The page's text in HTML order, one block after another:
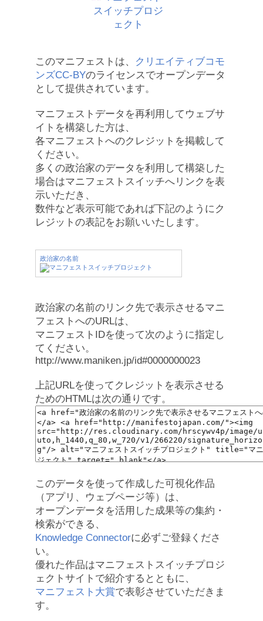
このマニフェストは、
クリエイティブコモ
ンズCC-BYのライセンスでオープンデータ
として提供されています。
マニフェストデータを再利用してウェブサ
イトを構築した方は、
各マニフェストへのクレジットを掲載して
ください。
多くの政治家のデータを利用して構築した
場合はマニフェストスイッチへリンクを表
示いただき、
数件など表示可能であれば下記のようにク
レジットの表記をお願いいたします。
政治家の名前
政治家の名前のリンク先で表示させるマニ
フェストへのURLは、
マニフェストIDを使って次のように指定し
てください。
http://www.maniken.jp/id#0000000023
上記URLを使ってクレジットを表示させる
ためのHTMLは次の通りです。
このデータを使って作成した可視化作品
（アプリ、ウェブページ等）は、
オープンデータを活用した成果等の集約・
検索ができる、
Knowledge Connectorに必ずご登録くださ
い。
優れた作品はマニフェストスイッチプロジ
ェクトサイトで紹介するとともに、
マニフェスト大賞で表彰させていただきま
す。